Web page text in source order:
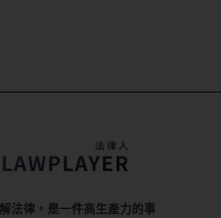
法律，是一件高生產力的事